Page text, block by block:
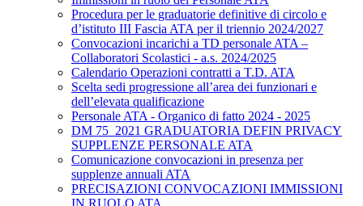
Procedura per le graduatorie definitive di circolo e
d’istituto III Fascia ATA per il triennio 2024/2027
Convocazioni incarichi a TD personale ATA –
Collaboratori Scolastici - a.s. 2024/2025
Calendario Operazioni contratti a T.D. ATA
Scelta sedi progressione all’area dei funzionari e
dell’elevata qualificazione
Personale ATA - Organico di fatto 2024 - 2025
DM 75_2021 GRADUATORIA DEFIN PRIVACY
SUPPLENZE PERSONALE ATA
Comunicazione convocazioni in presenza per
supplenze annuali ATA
PRECISAZIONI CONVOCAZIONI IMMISSIONI